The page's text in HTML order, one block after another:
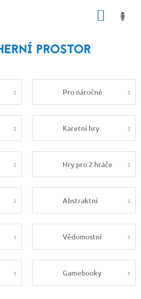
Pro náročné
Karetní hry
Hry pro 2 hráče
Abstraktní
Vědomostní
Gamebooky